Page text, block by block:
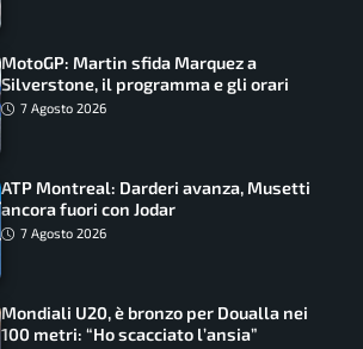
MotoGP: Martin sfida Marquez a
Silverstone, il programma e gli orari
7 Agosto 2026
ATP Montreal: Darderi avanza, Musetti
ancora fuori con Jodar
7 Agosto 2026
Mondiali U20, è bronzo per Doualla nei
100 metri: “Ho scacciato l’ansia”